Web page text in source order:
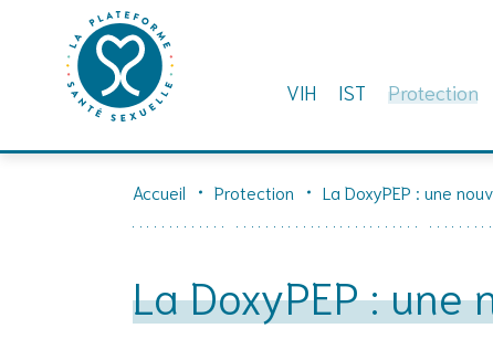
Skip
VIH IST Protection
Accueil Protection La DoxyPEP : une
La DoxyPEP :